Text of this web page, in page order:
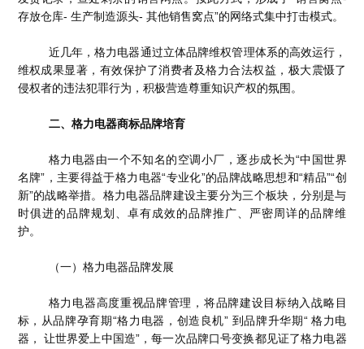
存放仓库- 生产制造源头- 其他销售窝点”的网络式集中打击模式。
近几年，格力电器通过立体品牌维权管理体系的高效运行，
维权成果显著，有效保护了消费者及格力合法权益，极大震慑了
侵权者的违法犯罪行为，积极营造尊重知识产权的氛围。
二、格力电器商标品牌培育
格力电器由一个不知名的空调小厂，逐步成长为“中国世界
名牌”，主要得益于格力电器“专业化”的品牌战略思想和“精品”“创
新”的战略举措。格力电器品牌建设主要分为三个板块，分别是与
时俱进的品牌规划、卓有成效的品牌推广、严密周详的品牌维
护。
（一）格力电器品牌发展
格力电器高度重视品牌管理，将品牌建设目标纳入战略目
标，从品牌孕育期“格力电器，创造良机” 到品牌升华期“ 格力电
器， 让世界爱上中国造”，每一次品牌口号变换都见证了格力电器